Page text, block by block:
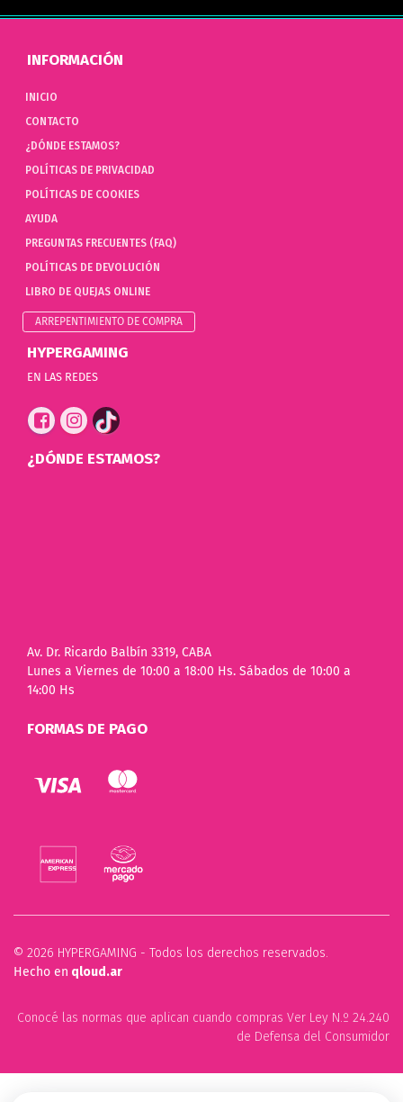
INFORMACIÓN
INICIO
CONTACTO
¿DÓNDE ESTAMOS?
POLÍTICAS DE PRIVACIDAD
POLÍTICAS DE COOKIES
AYUDA
PREGUNTAS FRECUENTES (FAQ)
POLÍTICAS DE DEVOLUCIÓN
LIBRO DE QUEJAS ONLINE
ARREPENTIMIENTO DE COMPRA
HYPERGAMING
EN LAS REDES
¿DÓNDE ESTAMOS?
Av. Dr. Ricardo Balbín 3319, CABA
Lunes a Viernes de 10:00 a 18:00 Hs. Sábados de 10:00 a
14:00 Hs
FORMAS DE PAGO
© 2026 HYPERGAMING - Todos los derechos reservados.
Hecho en qloud.ar
Conocé las normas que aplican cuando compras Ver Ley N.º 24.240
de Defensa del Consumidor